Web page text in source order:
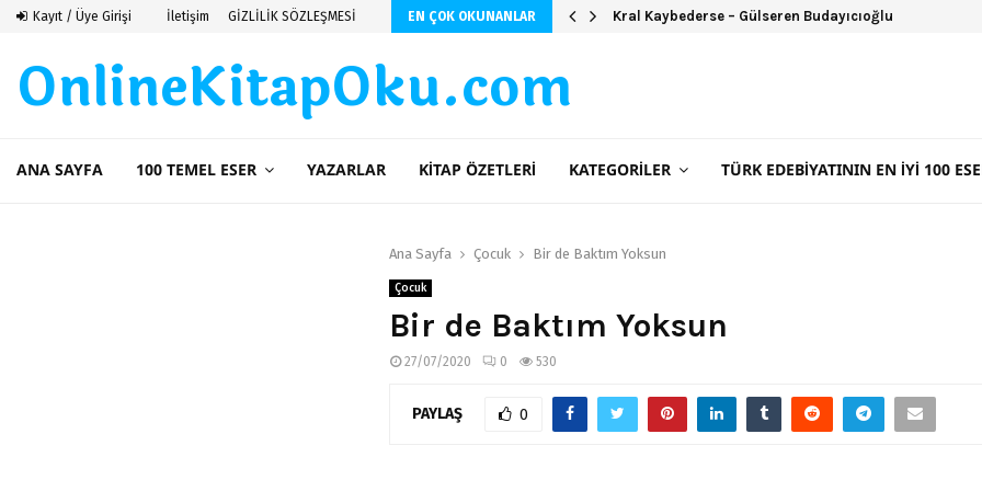
Kayıt / Üye Girişi İletişim GİZLİLİK SÖZLEŞMESİ EN ÇOK OKUNANLAR
Budayıcıoğlu Camdaki Kız Kitap Özeti
OnlineKitapOku.com
ANA SAYFA 100 TEMEL ESER YAZARLAR KITAP ÖZETLERI KATEGORILER TÜRK EDEBIYATININ EN İYI 100
Ana Sayfa Çocuk Bir de Baktım Yoksun
Çocuk
Bir de Baktım Yoksun
27/07/2020 0 530
PAYLAŞ 0